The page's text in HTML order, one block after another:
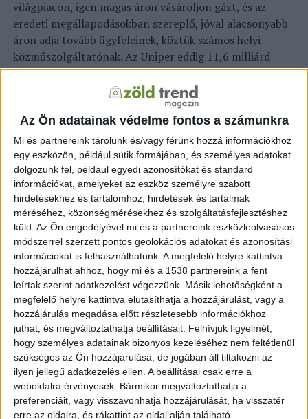
Az Ön adatainak védelme fontos a számunkra
Mi és partnereink tárolunk és/vagy férünk hozzá információkhoz
egy eszközön, például sütik formájában, és személyes adatokat
dolgozunk fel, például egyedi azonosítókat és standard
információkat, amelyeket az eszköz személyre szabott
hirdetésekhez és tartalomhoz, hirdetések és tartalmak
méréséhez, közönségmérésekhez és szolgáltatásfejlesztéshez
küld. Az Ön engedélyével mi és a partnereink eszközleolvasásos
módszerrel szerzett pontos geolokációs adatokat és azonosítási
információkat is felhasználhatunk. A megfelelő helyre kattintva
hozzájárulhat ahhoz, hogy mi és a 1538 partnereink a fent
leírtak szerint adatkezelést végezzünk. Másik lehetőségként a
megfelelő helyre kattintva elutasíthatja a hozzájárulást, vagy a
hozzájárulás megadása előtt részletesebb információkhoz
juthat, és megváltoztathatja beállításait. Felhívjuk figyelmét,
hogy személyes adatainak bizonyos kezeléséhez nem feltétlenül
szükséges az Ön hozzájárulása, de jogában áll tiltakozni az
ilyen jellegű adatkezelés ellen. A beállításai csak erre a
weboldalra érvényesek. Bármikor megváltoztathatja a
preferenciáit, vagy visszavonhatja hozzájárulását, ha visszatér
erre az oldalra, és rákattint az oldal alján található
világpiacon, igen magas áron vásároljon gázt, és az
eredeti megállapodásokban szereplő, jóval alacsonyabb
áron adja tovább ügyfeleinek, köztük számos helyi
közműszolgáltatónak. Az Uniper eddig 11,6 milliárd
euró kárt szenvedett, az RWE kára nagyjából egymilliárd
euró – írta a Handelsblatt, hozzátéve, hogy a Gazprom
alaptalannak tartja a kártérítési követeléseket.
Az üzleti lap szerint mindkét cég úgy állapodott meg a
földgázszállításokról az orosz partnerrel, hogy a
szerződésekben azt is rögzítették: az esetleges vitákat
választottbírósági eljárással tisztázzák. Az Uniper
esetében az illetékes testület a Stockholmi Kereskedelmi
Kamara (SCC) Választottbírósági Intézete, amelynek
szabályzata kimondja, hogy az alperes távolmaradása az
eljárástól nem akadályozza meg annak lefolytatását. Ez
azt jelenti, hogy a kártérítési követelés akkor is a
testület elé kerülhet, ha a Gazprom nem hajlandó részt
venni az eljárásban.
Az ukrajnai háború előtt Németország
földgázfelhasználásának bő 50 százalékát fedezte orosz
importból. Az Oroszországot Németországgal
közvetlenül összekötő Északi Áramlat-1 vezeték
augusztus végi leállításával azonban teljesen megszűnt
a behozatal, így 2022 szeptembere volt az első olyan